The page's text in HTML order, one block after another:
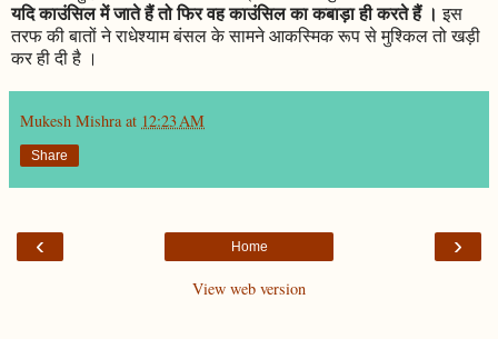
यदि काउंसिल में जाते हैं तो फिर वह काउंसिल का कबाड़ा ही करते हैं । इस
तरफ की बातों ने राधेश्याम बंसल के सामने आकस्मिक रूप से मुश्किल तो खड़ी
कर ही दी है ।
Mukesh Mishra at 12:23 AM
Share
‹ ›
Home
View web version